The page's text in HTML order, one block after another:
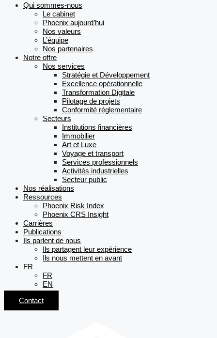
Qui sommes-nous
Le cabinet
Phoenix aujourd’hui
Nos valeurs
L’équipe
Nos partenaires
Notre offre
Nos services
Stratégie et Développement
Excellence opérationnelle
Transformation Digitale
Pilotage de projets
Conformité réglementaire
Secteurs
Institutions financières
Immobilier
Art et Luxe
Voyage et transport
Services professionnels
Activités industrielles
Secteur public
Nos réalisations
Ressources
Phoenix Risk Index
Phoenix CRS Insight
Carrières
Publications
Ils parlent de nous
Ils partagent leur expérience
Ils nous mettent en avant
FR
FR
EN
Contact